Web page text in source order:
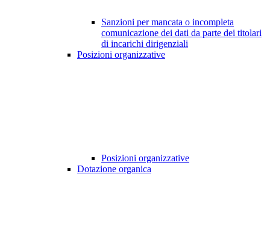
Sanzioni per mancata o incompleta
comunicazione dei dati da parte dei titolari
di incarichi dirigenziali
Posizioni organizzative
Posizioni organizzative
Dotazione organica